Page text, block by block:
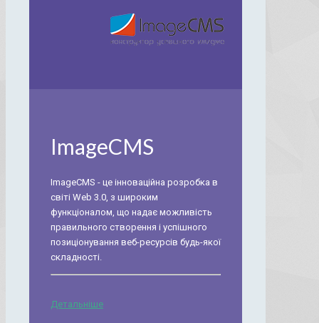
ImageCMS
ImageCMS - це інноваційна розробка в
світі Web 3.0, з широким
функціоналом, що надає можливість
правильного створення і успішного
позиціонування веб-ресурсів будь-якої
складності.
Детальніше